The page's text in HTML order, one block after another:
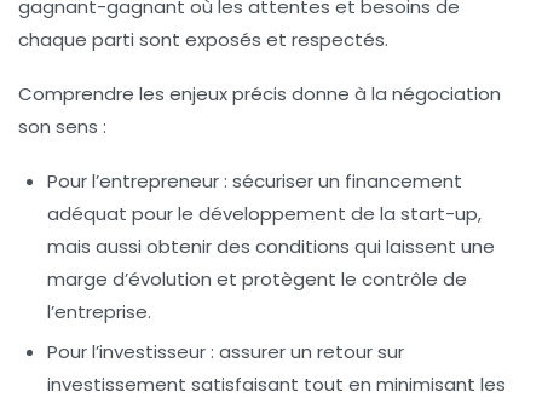
gagnant-gagnant où les attentes et besoins de
chaque parti sont exposés et respectés.
Comprendre les enjeux précis donne à la négociation
son sens :
Pour l’entrepreneur: sécuriser un financement
adéquat pour le développement de la start-up,
mais aussi obtenir des conditions qui laissent une
marge d’évolution et protègent le contrôle de
l’entreprise.
Pour l’investisseur: assurer un retour sur
investissement satisfaisant tout en minimisant les